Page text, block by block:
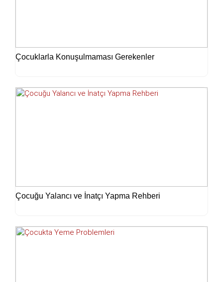
Çocuklarla Konuşulmaması Gerekenler
Çocuğu Yalancı ve İnatçı Yapma Rehberi